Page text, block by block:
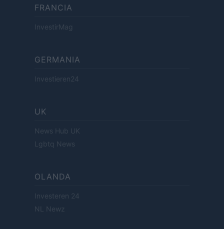
FRANCIA
InvestirMag
GERMANIA
Investieren24
UK
News Hub UK
Lgbtq News
OLANDA
Investeren 24
NL Newz